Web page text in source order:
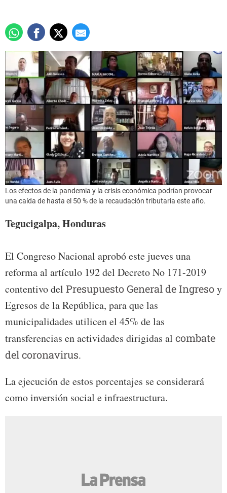
Los efectos de la pandemia y la crisis económica podrían provocar
una caída de hasta el 50 % de la recaudación tributaria este año.
Tegucigalpa, Honduras
El Congreso Nacional aprobó este jueves una
reforma al artículo 192 del Decreto No 171-2019
contentivo del Presupuesto General de Ingresoy
Egresos de la República, para que las
municipalidades utilicen el 45% de las
transferencias en actividades dirigidas al combate
del coronavirus.
La ejecución de estos porcentajes se considerará
como inversión social e infraestructura.